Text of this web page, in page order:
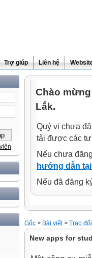
Trợ giúp Liên hệ
Chào
Lắk.
Quý vị chưa
tải được các
Nếu chưa
hướng dẫn
Nếu đã đăng
Gốc > Bài viết> Trao
New apps for